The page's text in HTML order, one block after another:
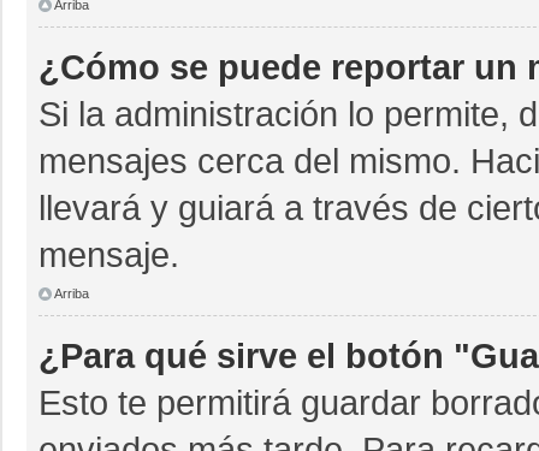
Arriba
¿Cómo se puede reportar un
Si la administración lo permite,
mensajes cerca del mismo.
llevará y guiará a través de
mensaje.
Arriba
¿Para qué sirve el botón
Esto te permitirá guardar